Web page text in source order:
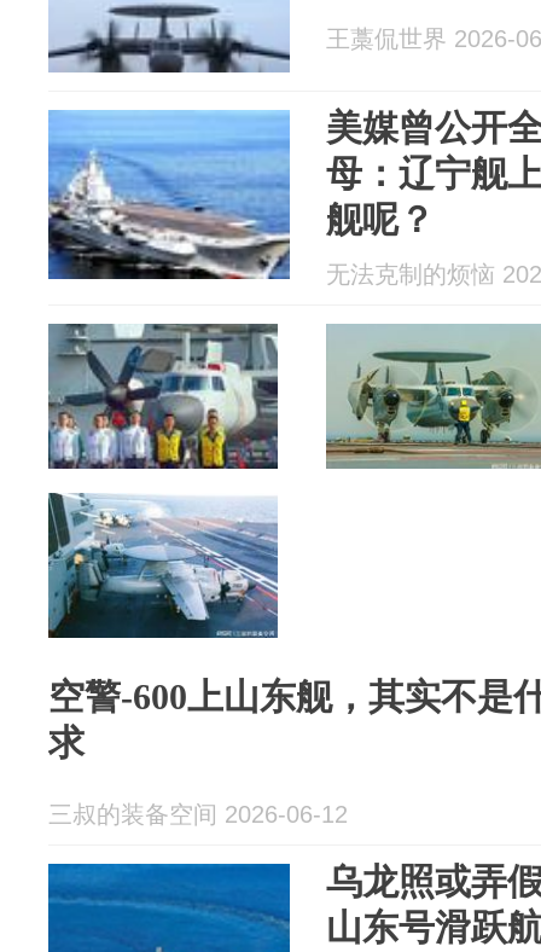
王藁侃世界 2026-
美媒曾公开
母：辽宁舰
舰呢？
无法克制的烦恼
空警-600上山东舰，其实不是
求
三叔的装备空间 2026-06-12
乌龙照或弄
山东号滑跃